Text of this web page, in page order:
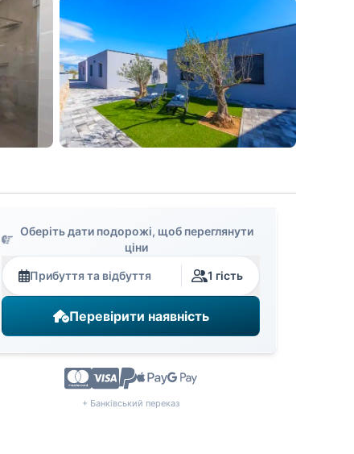
Оберіть дати подорожі, щоб переглянути
ціни
Прибуття та відбуття 1 гість
Перевірити наявність
+ Банківський переказ